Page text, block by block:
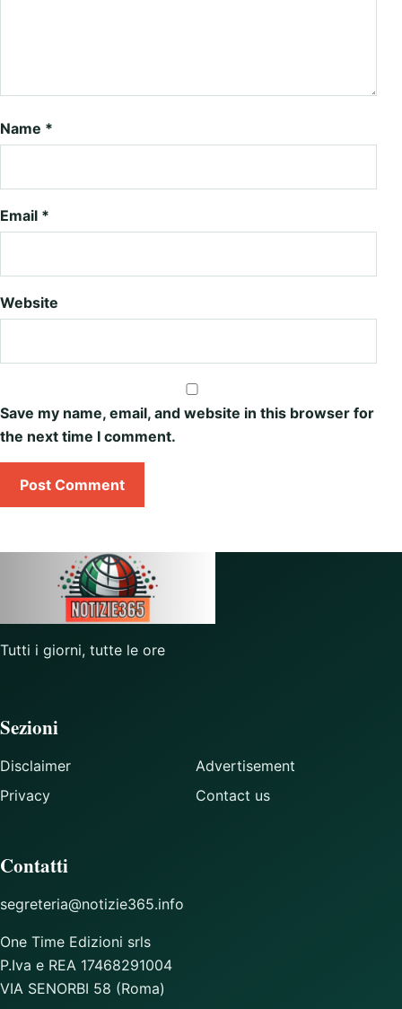
Name *
Email *
Website
Save my name, email, and website in this browser for
the next time I comment.
Tutti i giorni, tutte le ore
Sezioni
Disclaimer
Privacy
Advertisement
Contact us
Contatti
segreteria@notizie365.info
One Time Edizioni srls
P.Iva e REA 17468291004
VIA SENORBI 58 (Roma)